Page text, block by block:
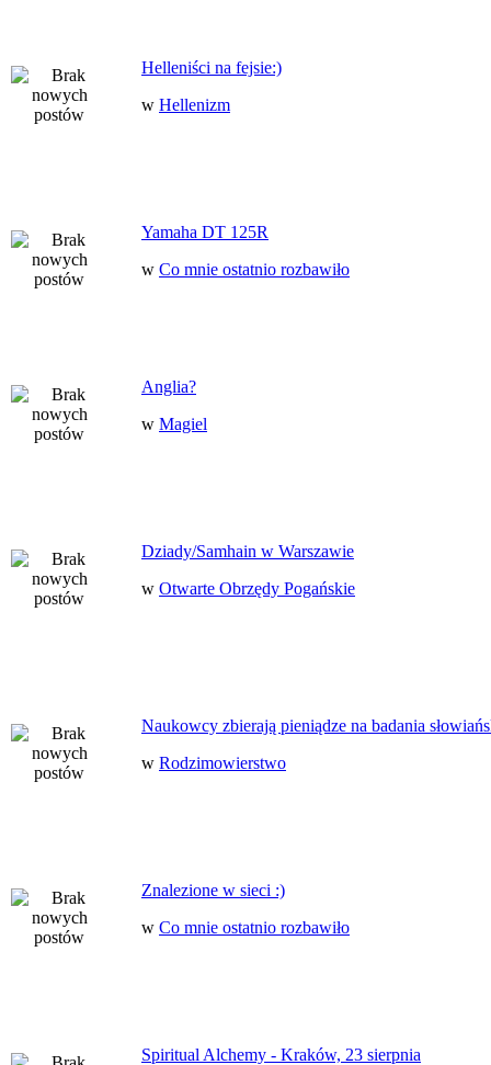
Helleniści na fejsie:)
w Hellenizm
Yamaha DT 125R
w Co mnie ostatnio rozbawiło
Anglia?
w Magiel
Dziady/Samhain w Warszawie
w Otwarte Obrzędy Pogańskie
Naukowcy zbierają pieniądze na badania
w Rodzimowierstwo
Znalezione w sieci :)
w Co mnie ostatnio rozbawiło
Spiritual Alchemy - Kraków, 23 sierpnia